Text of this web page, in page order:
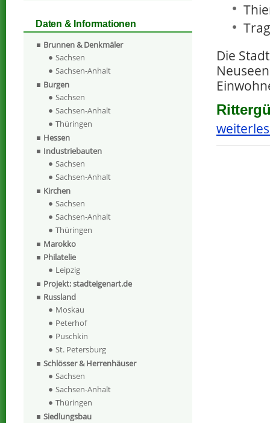
Die
Daten & Informationen
Brunnen & Denkmäler
Sachsen
Sachsen-Anhalt
Burgen
Sachsen
Sachsen-Anhalt
Thüringen
Hessen
Industriebauten
Sachsen
Sachsen-Anhalt
Kirchen
Sachsen
Sachsen-Anhalt
Thüringen
Marokko
Philatelie
Leipzig
Projekt: stadteigenart.de
Russland
Moskau
Peterhof
Puschkin
St. Petersburg
Schlösser & Herrenhäuser
Sachsen
Sachsen-Anhalt
Thüringen
Siedlungsbau